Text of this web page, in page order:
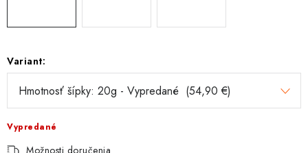
Variant:
Vypredané
Možnosti doručenia